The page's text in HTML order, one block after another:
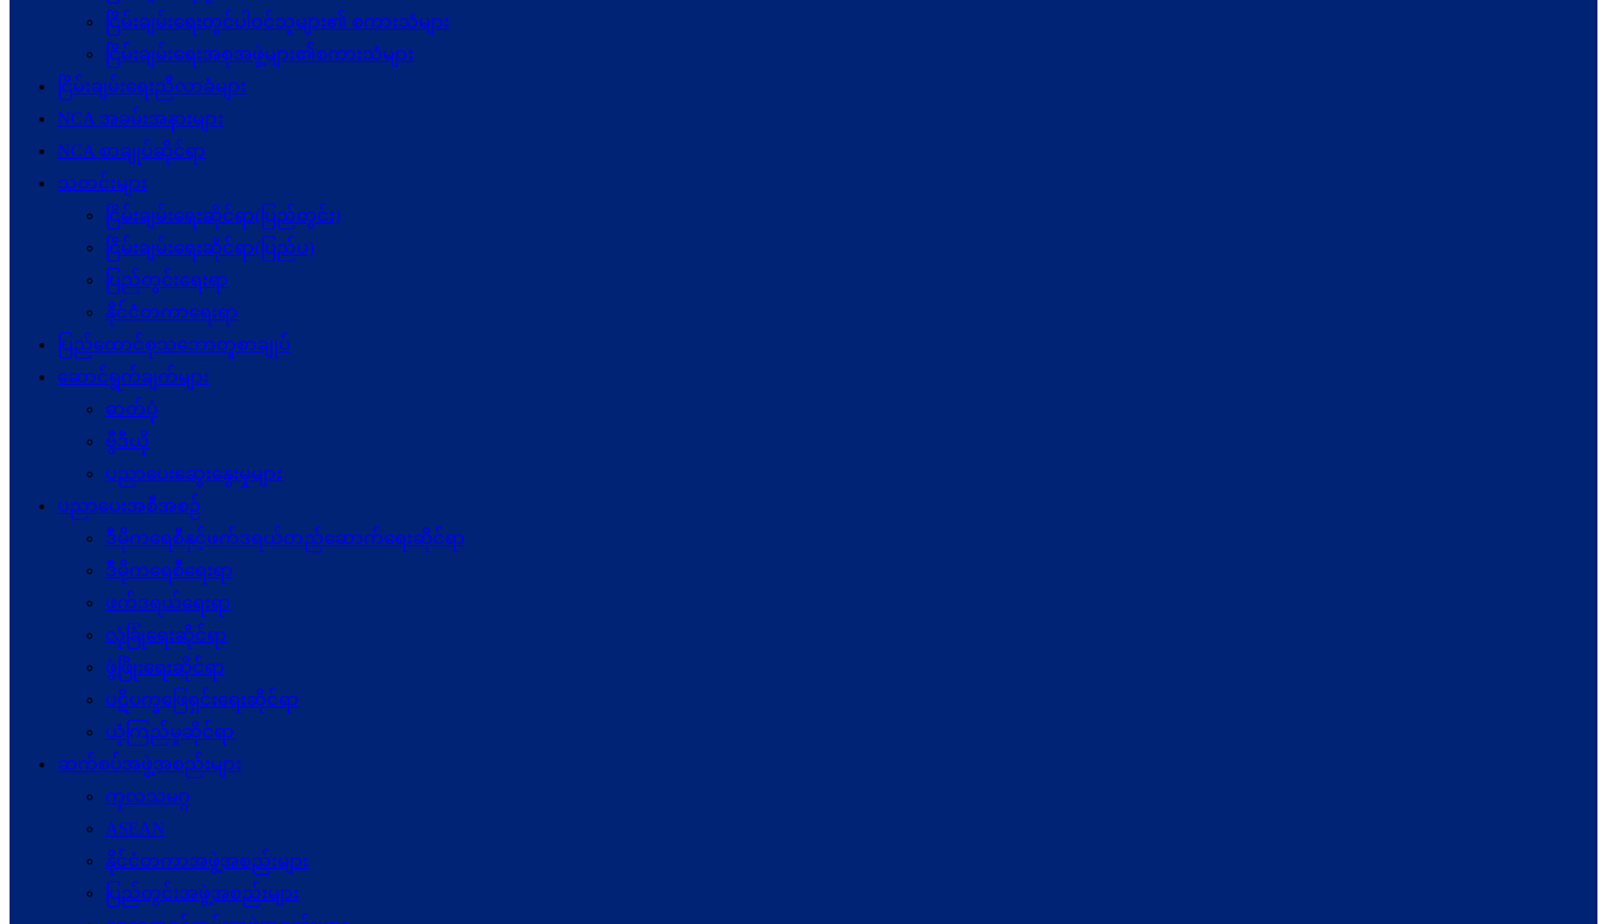
ငြိမ်းချမ်းရေးတွင်ပါဝင်သူများ၏ စကားသံများ
ငြိမ်းချမ်းရေးအစုအဖွဲ့များ၏စကားသံများ
ငြိမ်းချမ်းရေးညီလာခံများ
NCA အခမ်းအနားများ
NCA စာချုပ်ဆိုင်ရာ
သတင်းများ
ငြိမ်းချမ်းရေးဆိုင်ရာ(ပြည်တွင်း)
ငြိမ်းချမ်းရေးဆိုင်ရာ(ပြည်ပ)
ပြည်တွင်းရေးရာ
နိုင်ငံတကာရေးရာ
ပြည်ထောင်စုသဘောတူစာချုပ်
ဆောင်ရွက်ချက်များ
ဓာတ်ပုံ
ဗွီဒီယို
ပညာပေးဆွေးနွေးမှုများ
ပညာပေးအစီအစဉ်
ဒီမိုကရေစီနှင့်ဖက်ဒရယ်တည်ဆောက်ရေးဆိုင်ရာ
ဒီမိုကရေစီရေးရာ
ဖက်ဒရယ်ရေးရာ
လုံခြုံရေးဆိုင်ရာ
ဖွံဖြိုးရေးဆိုင်ရာ
ပဋိပက္ခ‌ဖြေရှင်းရေးဆိုင်ရာ
ယုံကြည်မှုဆိုင်ရာ
ဆက်စပ်အဖွဲ့အစည်းများ
ကုလသမဂ္ဂ
ASEAN
နိုင်ငံတကာအဖွဲ့အစည်းများ
ပြည်တွင်းအဖွဲ့အစည်းများ